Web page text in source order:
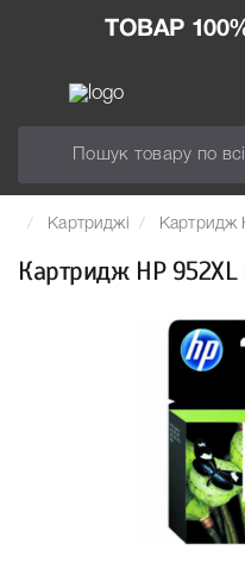
ТОВАР
Картриджі Картридж
Картридж HP 952XL